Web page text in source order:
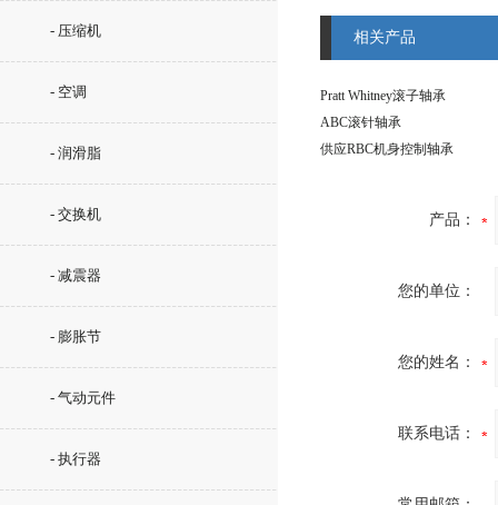
- 压缩机
- 空调
- 润滑脂
- 交换机
- 减震器
- 膨胀节
- 气动元件
- 执行器
相关产品
Pratt Whitney滚子轴承
ABC滚针轴承
供应RBC机身控制轴承
产品：
您的单位：
您的姓名：
联系电话：